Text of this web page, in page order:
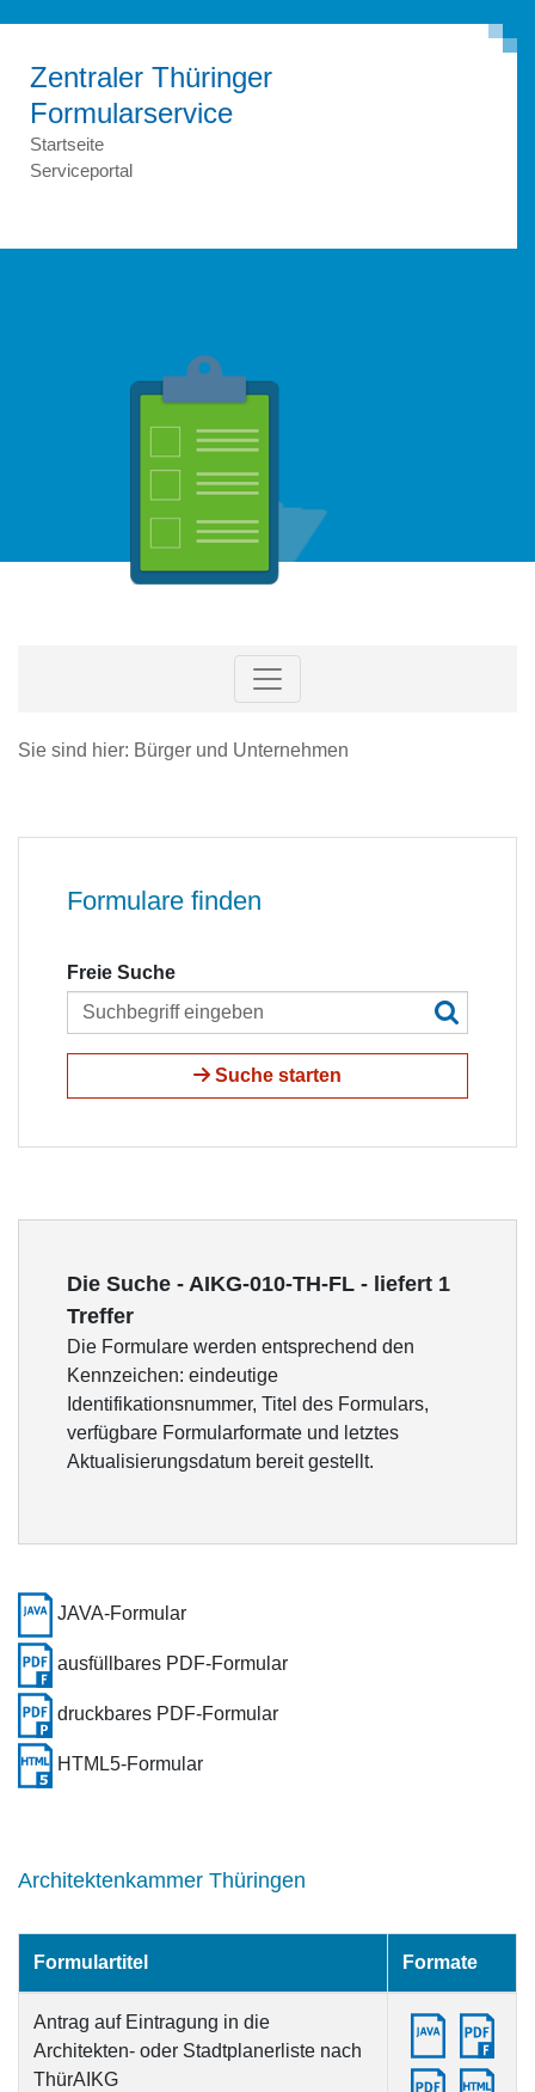
Zentraler Thüringer
Formular­service
Startseite
Serviceportal
Sie sind hier: Bürger und Unternehmen
Formulare finden
Freie Suche
Suche starten
Die Suche - AIKG-010-TH-FL - liefert 1
Treffer
Die Formulare werden entsprechend den
Kennzeichen: eindeutige
Identifikationsnummer, Titel des Formulars,
verfügbare Formularformate und letztes
Aktualisierungsdatum bereit gestellt.
JAVA-Formular
ausfüllbares PDF-Formular
druckbares PDF-Formular
HTML5-Formular
Architektenkammer Thüringen
Formulartitel Formate
Antrag auf Eintragung in die
Architekten- oder Stadtplanerliste nach
ThürAIKG